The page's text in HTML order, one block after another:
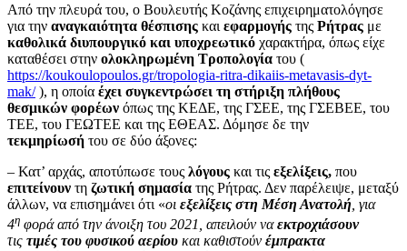
Από την πλευρά του, ο Βουλευτής Κοζάνης επιχειρηματολόγησε
για την αναγκαιότητα θέσπισης και εφαρμογής της Ρήτρας με
καθολικά διυπουργικό και υποχρεωτικό χαρακτήρα, όπως είχε
καταθέσει στην ολοκληρωμένη Τροπολογία του (
https://koukoulopoulos.gr/tropologia-ritra-dikaiis-metavasis-dyt-
mak/), η οποία έχει συγκεντρώσει τη στήριξη πλήθους
θεσμικών φορέων όπως της ΚΕΔΕ, της ΓΣΕΕ, της ΓΣΕΒΕΕ, του
ΤΕΕ, του ΓΕΩΤΕΕ και της ΕΘΕΑΣ. Δόμησε δε την
τεκμηρίωσή του σε δύο άξονες:
– Κατ’ αρχάς, αποτύπωσε τους λόγους και τις εξελίξεις, που
επιτείνουν τη ζωτική σημασία της Ρήτρας. Δεν παρέλειψε, μεταξύ
άλλων, να επισημάνει ότι «οι εξελίξεις στη Μέση Ανατολή , για
4η φορά από την άνοιξη του 2021, απειλούν ναεκτροχιάσουν
τις τιμές του φυσικού αερίου και καθιστούν έμπρακτα